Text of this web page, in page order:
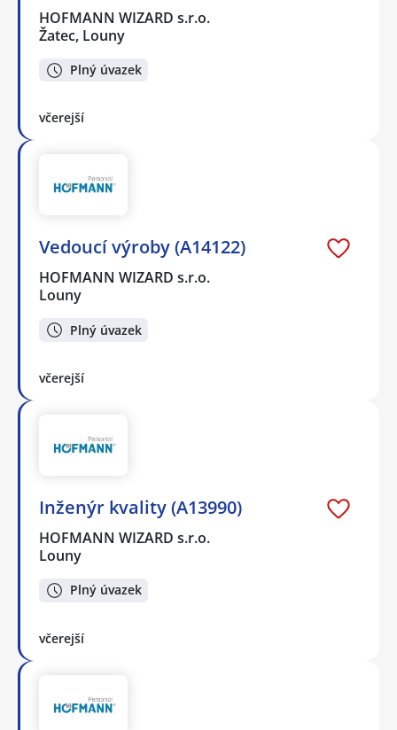
HOFMANN WIZARD s.r.o.
Žatec, Louny
Plný úvazek
včerejší
Vedoucí výroby (A14122)
HOFMANN WIZARD s.r.o.
Louny
Plný úvazek
včerejší
Inženýr kvality (A13990)
HOFMANN WIZARD s.r.o.
Louny
Plný úvazek
včerejší